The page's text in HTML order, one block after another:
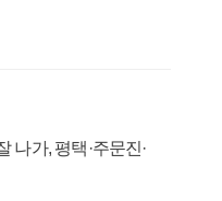
나가, 평택·주문진·